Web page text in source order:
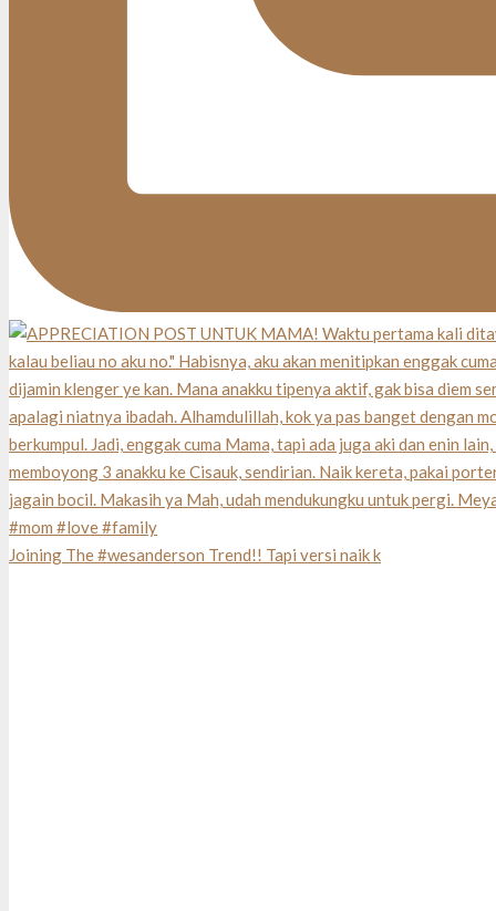
Joining The #wesanderson Trend!! Tapi versi naik k